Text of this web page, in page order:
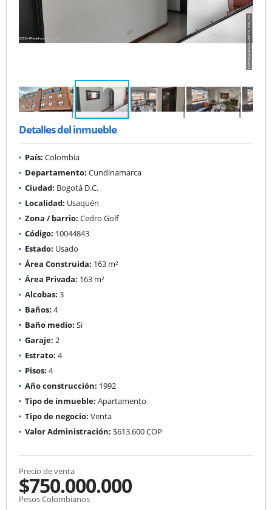
Detalles del inmueble
País: Colombia
Departamento: Cundinamarca
Ciudad: Bogotá D.C.
Localidad: Usaquén
Zona / barrio: Cedro Golf
Código: 10044843
Estado: Usado
Área Construida: 163 m²
Área Privada: 163 m²
Alcobas: 3
Baños: 4
Baño medio: Si
Garaje: 2
Estrato: 4
Pisos: 4
Año construcción: 1992
Tipo de inmueble: Apartamento
Tipo de negocio: Venta
Valor Administración: $613.600 COP
Precio de venta
$750.000.000
Pesos Colombianos